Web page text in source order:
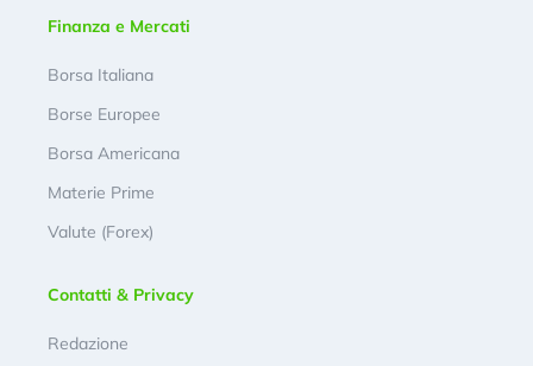
Finanza e Mercati
Borsa Italiana
Borse Europee
Borsa Americana
Materie Prime
Valute (Forex)
Contatti & Privacy
Redazione